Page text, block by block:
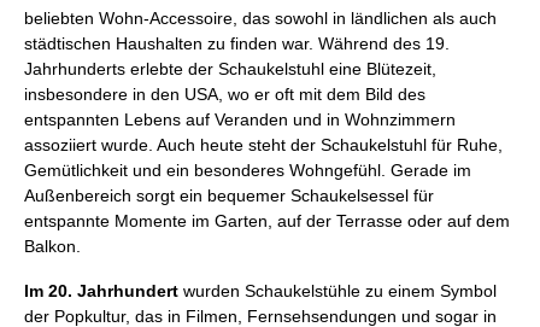
beliebten Wohn-Accessoire, das sowohl in ländlichen als auch
städtischen Haushalten zu finden war. Während des 19.
Jahrhunderts erlebte der Schaukelstuhl eine Blütezeit,
insbesondere in den USA, wo er oft mit dem Bild des
entspannten Lebens auf Veranden und in Wohnzimmern
assoziiert wurde. Auch heute steht der Schaukelstuhl für Ruhe,
Gemütlichkeit und ein besonderes Wohngefühl. Gerade im
Außenbereich sorgt ein bequemer Schaukelsessel für
entspannte Momente im Garten, auf der Terrasse oder auf dem
Balkon.
Im 20. Jahrhundert wurden Schaukelstühle zu einem Symbol
der Popkultur, das in Filmen, Fernsehsendungen und sogar in